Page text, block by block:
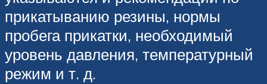
прикатыванию резины, нормы
пробега прикатки, необходимый
уровень давления, температурный
режим и т. д.